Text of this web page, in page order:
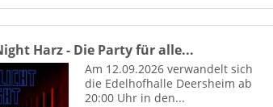
Alte Kongresshalle München / Schwanthalerhöhe
Erfurt
Helbra
Harz - Die Party für alle...
Am 12.09.2026 verwandelt sich
die Edelhofhalle Deersheim ab
20:00 Uhr in den...